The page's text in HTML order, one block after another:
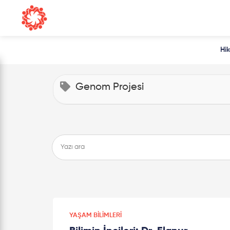
Genom Projesi
YAŞAM BILIMLERI